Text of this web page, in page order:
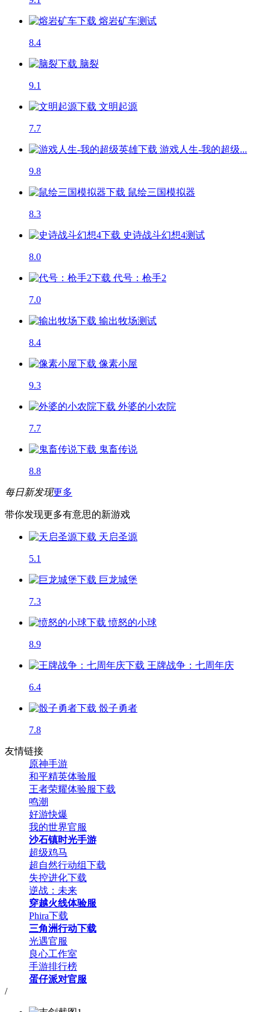
熔岩矿车测试
8.4
脑裂
9.1
文明起源
7.7
游戏人生-我的超级...
9.8
鼠绘三国模拟器
8.3
史诗战斗幻想4测试
8.0
代号：枪手2
7.0
输出牧场测试
8.4
像素小屋
9.3
外婆的小农院
7.7
鬼畜传说
8.8
每日新发现更多
带你发现更多有意思的新游戏
天启圣源
5.1
巨龙城堡
7.3
愤怒的小球
8.9
王牌战争：七周年庆
6.4
骰子勇者
7.8
友情链接
原神手游
和平精英体验服
王者荣耀体验服下载
鸣潮
好游快爆
我的世界官服
沙石镇时光手游
超级鸡马
超自然行动组下载
失控进化下载
逆战：未来
穿越火线体验服
Phira下载
三角洲行动下载
光遇官服
良心工作室
手游排行榜
蛋仔派对官服
/